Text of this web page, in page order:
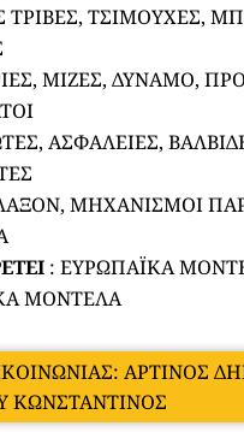
ΤΡΙΒΕΣ, ΤΣΙΜΟΥΧΕΣ,
ΜΙΖΕΣ, ΔΥΝΑΜΟ,
ΑΣΦΑΛΕΙΕΣ,
ΜΗΧΑΝΙΣΜΟΙ
: ΕΥΡΩΠΑΪΚΑ
ΜΟΝΤΕΛΑ
ΑΡΤΙΝΟΣ
ΚΩΝΣΤΑΝΤΙΝΟΣ